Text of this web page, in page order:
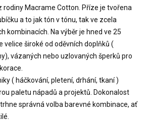
rodiny Macrame Cotton. Příze je tvořena
a to jak tón v tónu, tak ve zcela
kombinacích. Na výběr je hned ve 25
velice široké od oděvních doplňků (
vázaných nebo uzlovaných šperků pro
( háčkování, pletení, drhání, tkaní )
paletu nápadů a projektů. Dokonalost
správná volba barevné kombinace, ať